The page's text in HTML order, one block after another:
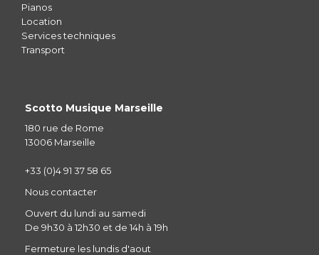
Pianos
Location
Services techniques
Transport
Scotto Musique Marseille
180 rue de Rome
13006 Marseille
+33 (0)4 91 37 58 65
Nous contacter
Ouvert du lundi au samedi
De 9h30 à 12h30 et de 14h à 19h
Fermeture les lundis d'aout